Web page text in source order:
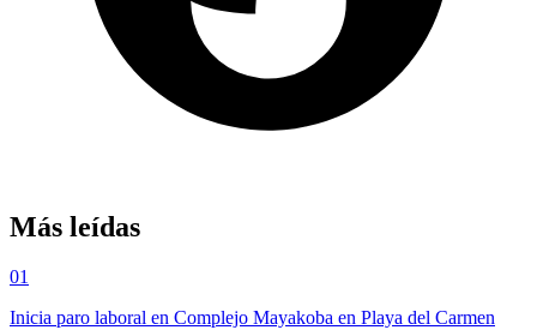
Más leídas
01
Inicia paro laboral en Complejo Mayakoba en Playa del Carmen